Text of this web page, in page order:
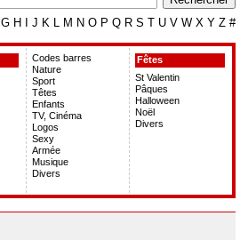
G H J K L M N O P Q R S T U V W X Y Z #
Codes barres
Nature
Sport
Têtes
Enfants
TV, Cinéma
Logos
Sexy
Armée
Musique
Divers
Fêtes
St Valentin
Pâques
Halloween
Noël
Divers